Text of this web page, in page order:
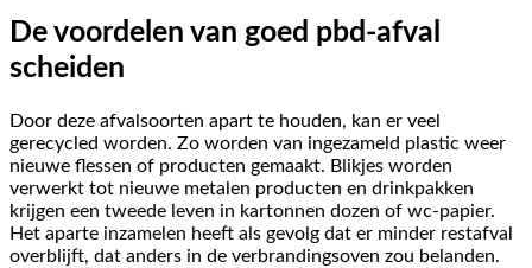
De voordelen van goed pbd-afval
scheiden
Door deze afvalsoorten apart te houden, kan er veel
gerecycled worden. Zo worden van ingezameld plastic weer
nieuwe flessen of producten gemaakt. Blikjes worden
verwerkt tot nieuwe metalen producten en drinkpakken
krijgen een tweede leven in kartonnen dozen of wc-papier.
Het aparte inzamelen heeft als gevolg dat er minder restafval
overblijft, dat anders in de verbrandingsoven zou belanden.